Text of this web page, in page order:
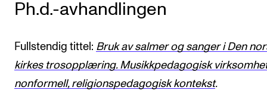
Ph.d.-avhandlingen
Fullstendig tittel: Bruk av salmer og sanger i Den
kirkes trosopplæring. Musikkpedagogisk
nonformell, religionspedagogisk kontekst.